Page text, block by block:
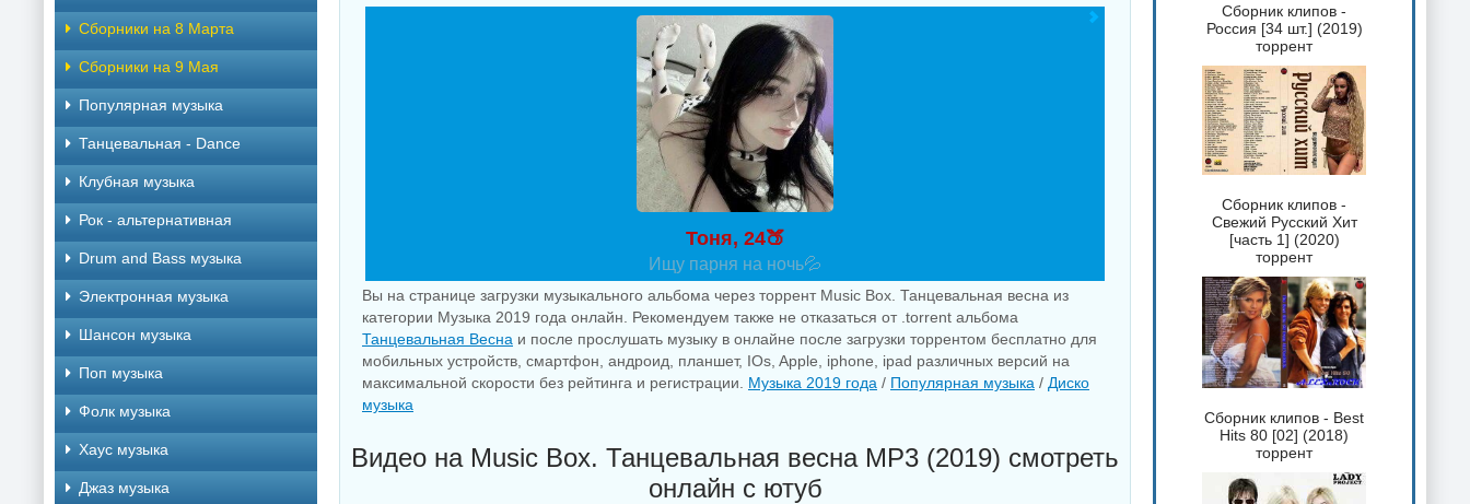
Тоня, 24🍑
Ищу парня на ночь💦
Вы на странице загрузки музыкального альбома через торрент Music Box. Танцевальная весна из
категории Музыка 2019 года онлайн. Рекомендуем также не отказаться от .torrent альбома
Танцевальная Весна и после прослушать музыку в онлайне после загрузки торрентом бесплатно для
мобильных устройств, смартфон, андроид, планшет, IOs, Apple, iphone, ipad различных версий на
максимальной скорости без рейтинга и регистрации. Музыка 2019 года / Популярная музыка / Диско
музыка
Видео на Music Box. Танцевальная весна MP3 (2019) смотреть
онлайн с ютуб
Сборники на 8 Марта
Сборники на 9 Мая
Популярная музыка
Танцевальная - Dance
Клубная музыка
Рок - альтернативная
Drum and Bass музыка
Электронная музыка
Шансон музыка
Поп музыка
Фолк музыка
Хаус музыка
Джаз музыка
Сборник клипов -
Россия [34 шт.] (2019)
торрент
Сборник клипов -
Свежий Русский Хит
[часть 1] (2020)
торрент
Сборник клипов - Best
Hits 80 [02] (2018)
торрент